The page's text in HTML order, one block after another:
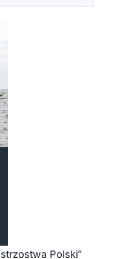
Polski”